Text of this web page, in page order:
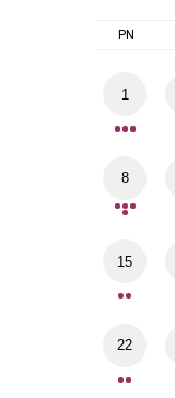
PN
1
8
15
22